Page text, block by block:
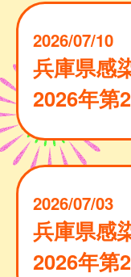
2026/07/10
兵庫県感
2026年第
2026/07/03
兵庫県感
2026年第